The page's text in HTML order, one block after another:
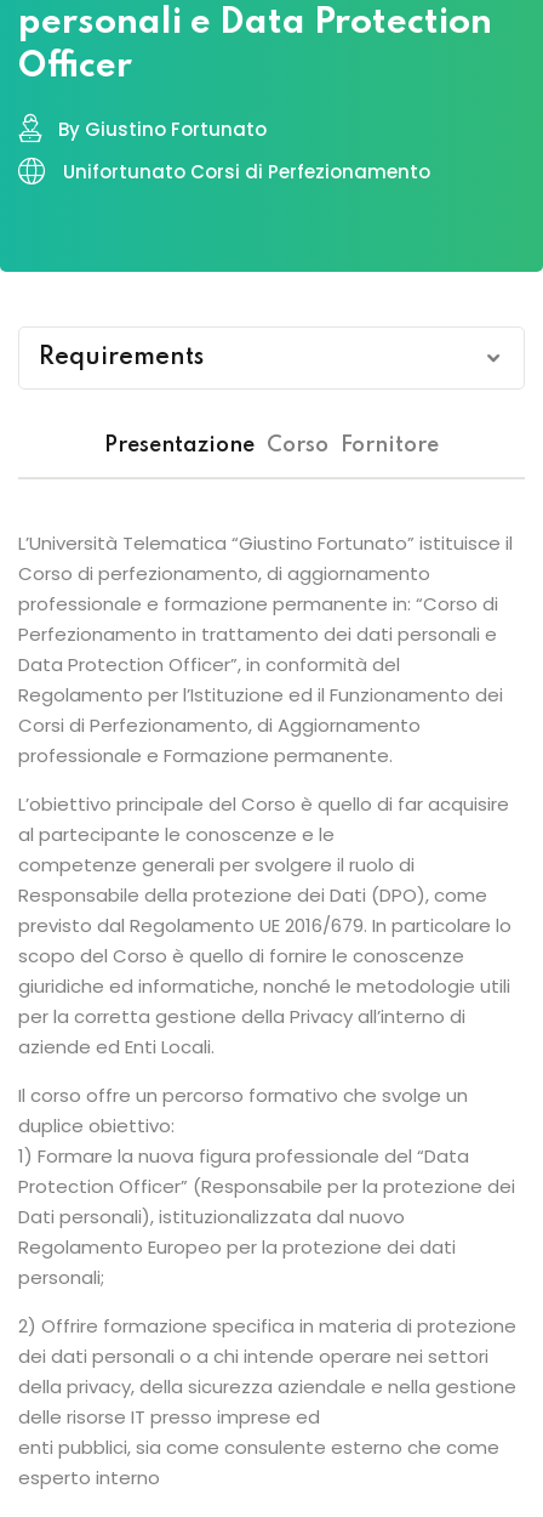
personali e Data Protection
Officer
By Giustino Fortunato
Unifortunato Corsi di Perfezionamento
Requirements
Presentazione Corso Fornitore
L’Università Telematica “Giustino Fortunato” istituisce il
Corso di perfezionamento, di aggiornamento
professionale e formazione permanente in: “Corso di
Perfezionamento in trattamento dei dati personali e
Data Protection Officer”, in conformità del
Regolamento per l’Istituzione ed il Funzionamento dei
Corsi di Perfezionamento, di Aggiornamento
professionale e Formazione permanente.
L’obiettivo principale del Corso è quello di far acquisire
al partecipante le conoscenze e le
competenze generali per svolgere il ruolo di
Responsabile della protezione dei Dati (DPO), come
previsto dal Regolamento UE 2016/679. In particolare lo
scopo del Corso è quello di fornire le conoscenze
giuridiche ed informatiche, nonché le metodologie utili
per la corretta gestione della Privacy all’interno di
aziende ed Enti Locali.
Il corso offre un percorso formativo che svolge un
duplice obiettivo:
1) Formare la nuova figura professionale del “Data
Protection Officer” (Responsabile per la protezione dei
Dati personali), istituzionalizzata dal nuovo
Regolamento Europeo per la protezione dei dati
personali;
2) Offrire formazione specifica in materia di protezione
dei dati personali o a chi intende operare nei settori
della privacy, della sicurezza aziendale e nella gestione
delle risorse IT presso imprese ed
enti pubblici, sia come consulente esterno che come
esperto interno